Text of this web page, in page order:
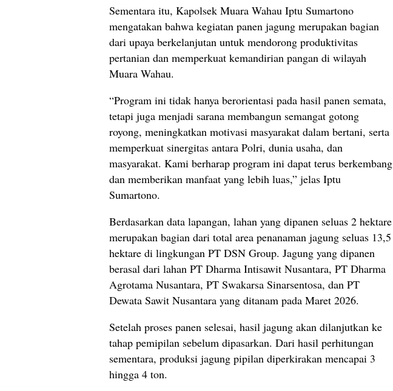
Sementara itu, Kapolsek Muara Wahau Iptu Sumartono
mengatakan bahwa kegiatan panen jagung merupakan bagian
dari upaya berkelanjutan untuk mendorong produktivitas
pertanian dan memperkuat kemandirian pangan di wilayah
Muara Wahau.
“Program ini tidak hanya berorientasi pada hasil panen semata,
tetapi juga menjadi sarana membangun semangat gotong
royong, meningkatkan motivasi masyarakat dalam bertani, serta
memperkuat sinergitas antara Polri, dunia usaha, dan
masyarakat. Kami berharap program ini dapat terus berkembang
dan memberikan manfaat yang lebih luas,” jelas Iptu
Sumartono.
Berdasarkan data lapangan, lahan yang dipanen seluas 2 hektare
merupakan bagian dari total area penanaman jagung seluas 13,5
hektare di lingkungan PT DSN Group. Jagung yang dipanen
berasal dari lahan PT Dharma Intisawit Nusantara, PT Dharma
Agrotama Nusantara, PT Swakarsa Sinarsentosa, dan PT
Dewata Sawit Nusantara yang ditanam pada Maret 2026.
Setelah proses panen selesai, hasil jagung akan dilanjutkan ke
tahap pemipilan sebelum dipasarkan. Dari hasil perhitungan
sementara, produksi jagung pipilan diperkirakan mencapai 3
hingga 4 ton.